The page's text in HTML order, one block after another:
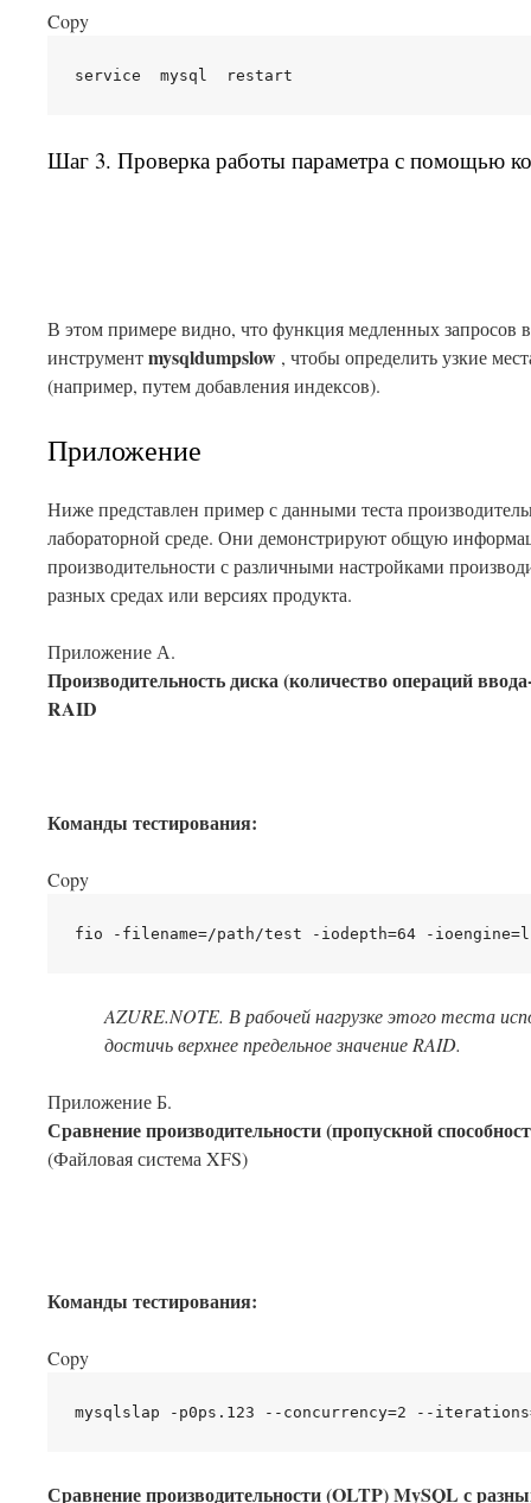
Copy
Шаг 3. Проверка работы параметра с помощью
В этом примере видно, что функция медленных запросов
инструментmysqldumpslow , чтобы определить узкие
(например, путем добавления индексов).
Приложение
Ниже представлен пример с данными теста
лабораторной среде. Они демонстрируют общую
производительности с различными настройками
разных средах или версиях продукта.
Приложение А.
Производительность диска (количество операций
RAID
Команды тестирования:
Copy
AZURE.NOTE. В рабочей нагрузке этого теста
достичь верхнее предельное значение RAID.
Приложение Б.
Сравнение производительности (пропускной
(Файловая система XFS)
Команды тестирования:
Copy
Сравнение производительности (OLTP) MySQL с